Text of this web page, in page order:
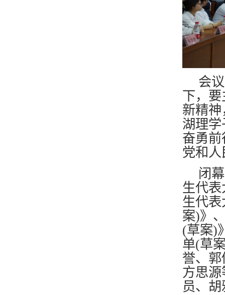
会
下， 要
新精
湖理学
奋勇
党和
闭
生代
生代
案)》
(草案)
单(草
誉、
方思
员、